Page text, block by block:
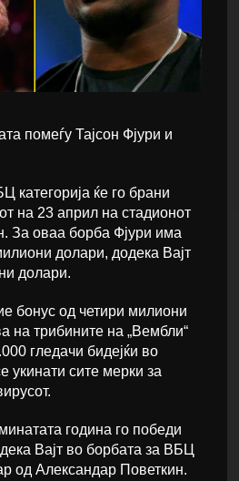
помеѓу Тајсон Фјури и
категорија ќе го брани
на 23 април на стадионот
За оваа борба Фјури има
долари, додека Вајт
долари.
бонус од четири милиони
на трибините на „Вембли“
гледачи бидејќи во
укинати сите мерки за
година го победи
Вајт во борбата за ВБЦ
од Александар Поветкин.